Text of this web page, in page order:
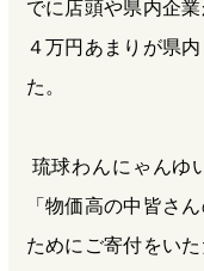
でに店頭や県内企
４万円あまりが県
た。
琉球わんにゃんゆ
「物価高の中皆さ
ためにご寄付をい